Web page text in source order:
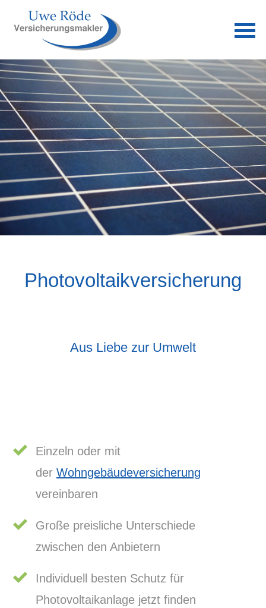
Photo­voltaik­ver­si­che­rung
Aus Liebe zur Umwelt
Einzeln oder mit
der Wohngebäudeversicherung
vereinbaren
Große preisliche Unterschiede
zwischen den Anbietern
Individuell besten Schutz für
Photovoltaikanlage jetzt finden